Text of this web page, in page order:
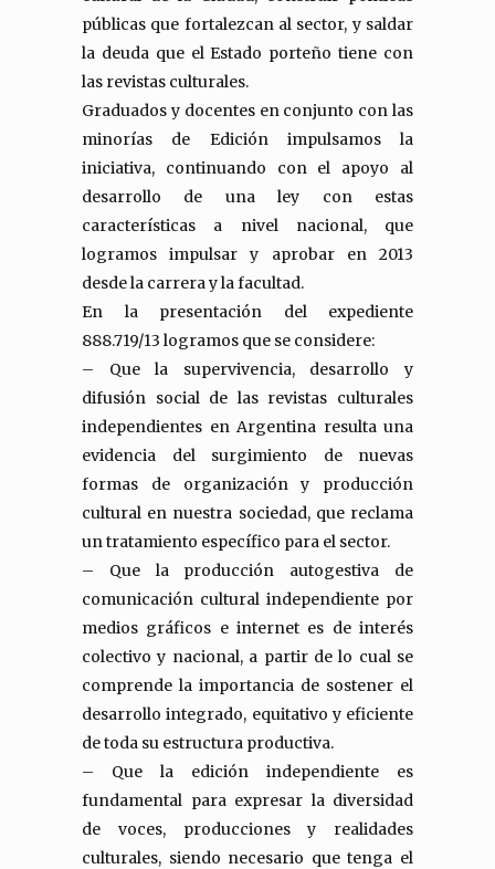
públicas que fortalezcan al sector, y saldar
la deuda que el Estado porteño tiene con
las revistas culturales.
Graduados y docentes en conjunto con las
minorías de Edición impulsamos la
iniciativa, continuando con el apoyo al
desarrollo de una ley con estas
características a nivel nacional, que
logramos impulsar y aprobar en 2013
desde la carrera y la facultad.
En la presentación del expediente
888.719/13 logramos que se considere:
– Que la supervivencia, desarrollo y
difusión social de las revistas culturales
independientes en Argentina resulta una
evidencia del surgimiento de nuevas
formas de organización y producción
cultural en nuestra sociedad, que reclama
un tratamiento específico para el sector.
– Que la producción autogestiva de
comunicación cultural independiente por
medios gráficos e internet es de interés
colectivo y nacional, a partir de lo cual se
comprende la importancia de sostener el
desarrollo integrado, equitativo y eficiente
de toda su estructura productiva.
– Que la edición independiente es
fundamental para expresar la diversidad
de voces, producciones y realidades
culturales, siendo necesario que tenga el